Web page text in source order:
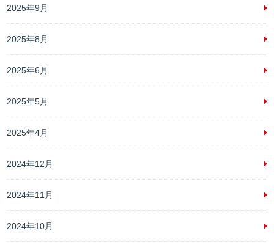
2025年9月
2025年8月
2025年6月
2025年5月
2025年4月
2024年12月
2024年11月
2024年10月